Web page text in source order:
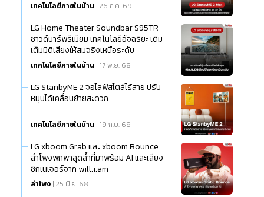
เทคโนโลยีภายในบ้าน | 26 ก.ค. 69
LG Home Theater Soundbar S95TR
ซาวด์บาร์พรีเมียม เทคโนโลยีอัจฉริยะ เติม
เต็มมิติเสียงให้สมจริงเหนือระดับ
เทคโนโลยีภายในบ้าน | 17 พ.ย. 68
LG StanbyME 2 จอไลฟ์สไตล์ไร้สาย ปรับ
หมุนได้เคลื่อนย้ายสะดวก
เทคโนโลยีภายในบ้าน | 19 ก.ย. 68
LG xboom Grab และ xboom Bounce
ลำโพงพกพาสุดล้ำที่มาพร้อม AI และเสียง
ซิกเนเจอร์จาก will.i.am
ลำโพง | 25 มิ.ย. 68